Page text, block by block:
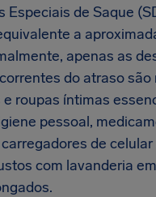
Especiais de Saque
a
apenas as
do atraso são
roupas íntimas
pessoal,
de
com lavanderia